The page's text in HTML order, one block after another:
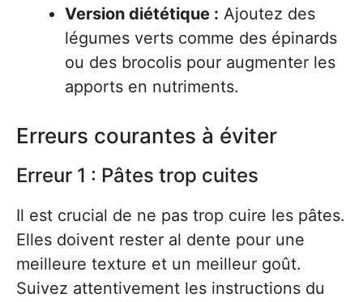
Version diététique : Ajoutez des
légumes verts comme des épinards
ou des brocolis pour augmenter les
apports en nutriments.
Erreurs courantes à éviter
Erreur 1 : Pâtes trop cuites
Il est crucial de ne pas trop cuire les pâtes.
Elles doivent rester al dente pour une
meilleure texture et un meilleur goût.
Suivez attentivement les instructions du